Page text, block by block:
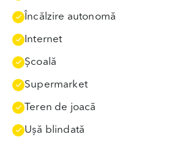
Încălzire autonomă
Internet
Școală
Supermarket
Teren de joacă
Uşă blindată